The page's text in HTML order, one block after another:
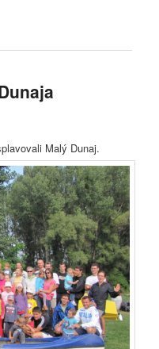
Malý Dunaj.